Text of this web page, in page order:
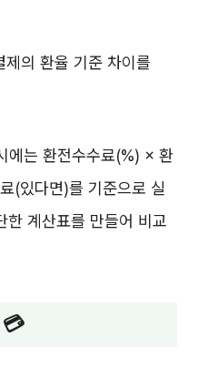
의 환율 기준 차이를
에는 환전수수료(%) × 환
(있다면)를 기준으로 실
한 계산표를 만들어 비교
💳